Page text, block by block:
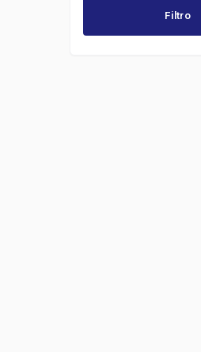
Filtro